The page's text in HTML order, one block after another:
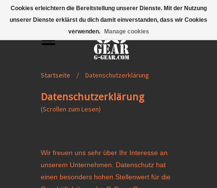
Mobile Menu
Startseite / Datenschutzerklärung
Datenschutzerklärung
(Scrollen zum Lesen)
Cookies erleichtern die Bereitstellung unserer Dienste. Mit der Nutzung
unserer Dienste erklärst du dich damit einverstanden, dass wir Cookies
verwenden.
Manage cookies